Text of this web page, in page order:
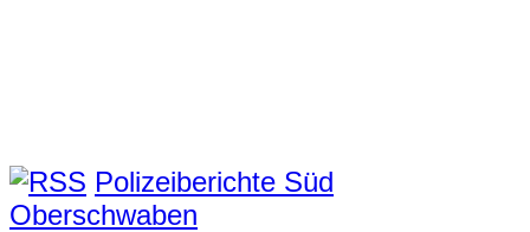
Polizeiberichte Süd
Oberschwaben